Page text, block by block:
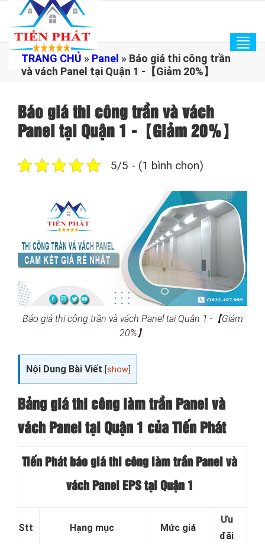
TRANG CHỦ » Panel » Báo giá thi công trần
và vách Panel tại Quận 1 -【Giảm 20%】
Báo giá thi công trần và vách
Panel tại Quận 1 -【Giảm 20%】
5/5 - (1 bình chọn)
Báo giá thi công trần và vách Panel tại Quận 1 -【Giảm
20%】
Nội Dung Bài Viết [show
Bảng giá thi công làm trần Panel và
vách Panel tại
Quận 1 của Tiến Phát
Tiến Phát báo giá thi công làm trần Panel và
vách Panel EPS tại Quận 1
Stt Hạng mục Mức giá
Ưu
đãi